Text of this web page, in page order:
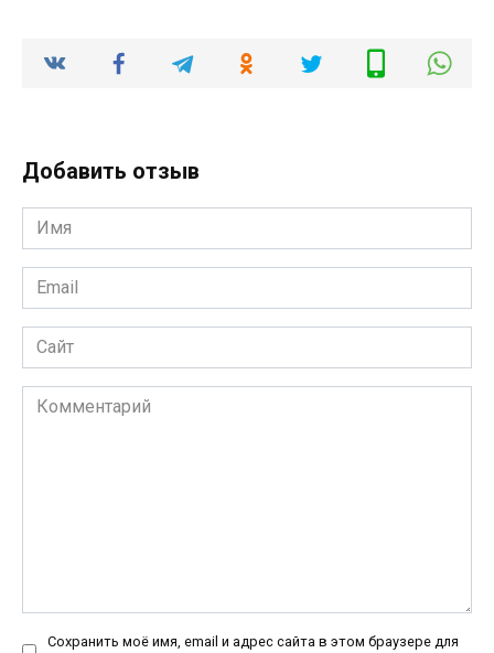
Добавить отзыв
Имя
*
Email
*
Сайт
Комментарий
Сохранить моё имя, email и адрес сайта в этом браузере для